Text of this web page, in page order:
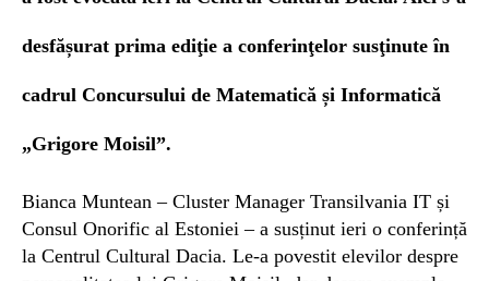
desfășurat prima ediţie a conferinţelor susţinute în
cadrul Concursului de Matematică și Informatică
„Grigore Moisil”.
Bianca Muntean – Cluster Manager Transilvania IT și
Consul Onorific al Estoniei – a susținut ieri o conferință
la Centrul Cultural Dacia. Le-a povestit elevilor despre